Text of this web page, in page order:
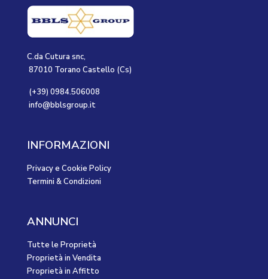
C.da Cutura snc,
87010 Torano Castello (Cs)
(+39) 0984.506008
info@bblsgroup.it
INFORMAZIONI
Privacy e Cookie Policy
Termini & Condizioni
ANNUNCI
Tutte le Proprietà
Proprietà in Vendita
Proprietà in Affitto